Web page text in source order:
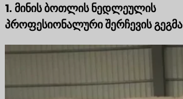
1. მინის ბოთლის ნედლეულის
პროფესიონალური შერჩევის გეგმა